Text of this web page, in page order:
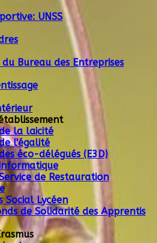
UNSS
du Bureau des Entreprises
la laicité
l'égalité
éco-délégués (E3D)
de Restauration
Social Lycéen
de Solidarité des Apprentis